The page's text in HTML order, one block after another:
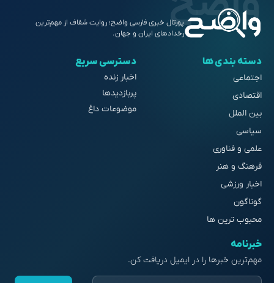
پورتال خبری فارسی واضح؛ روایت شفاف از مهم‌ترین
رخدادهای ایران و جهان.
دسته بندی ها
اجتماعی
اقتصادی
بین الملل
سیاسی
علمی و فناوری
فرهنگ و هنر
اخبار ورزشی
گوناگون
محبوب ترین ها
دسترسی سریع
اخبار زنده
پربازدیدها
موضوعات داغ
خبرنامه
مهم‌ترین خبرها را در ایمیل دریافت کن.